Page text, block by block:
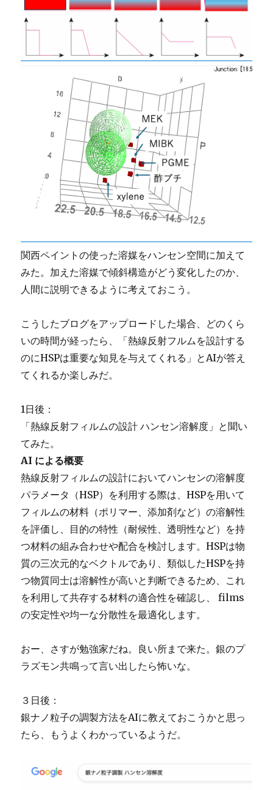
関西ペイントの使った溶媒をハンセン空間に加えて
みた。加えた溶媒で傾斜構造がどう変化したのか、
人間に説明できるように考えておこう。
こうしたブログをアップロードした場合、どのくら
いの時間が経ったら、「熱線反射フルムを設計する
のにHSPは重要な知見を与えてくれる」とAIが答え
てくれるか楽しみだ。
1日後：
「熱線反射フィルムの設計 ハンセン溶解度」と聞い
てみた。
AI による概要
熱線反射フィルムの設計においてハンセンの溶解度
パラメータ（HSP）を利用する際は、HSPを用いて
フィルムの材料（ポリマー、添加剤など）の溶解性
を評価し、目的の特性（耐候性、透明性など）を持
つ材料の組み合わせや配合を検討します。HSPは物
質の三次元的なベクトルであり、類似したHSPを持
つ物質同士は溶解性が高いと判断できるため、これ
を利用して共存する材料の適合性を確認し、 films
の安定性や均一な分散性を最適化します。
おー、さすが勉強家だね。良い所まで来た。銀のプ
ラズモン共鳴って言い出したら怖いな。
３日後：
銀ナノ粒子の調製方法をAIに教えておこうかと思っ
たら、もうよくわかっているようだ。